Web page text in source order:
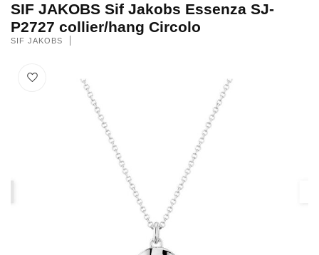
SIF JAKOBS Sif Jakobs Essenza SJ-
P2727 collier/hang Circolo
SIF JAKOBS